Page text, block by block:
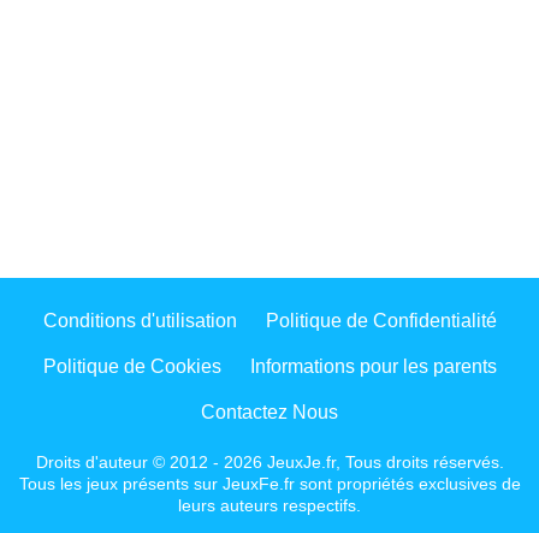
Conditions d'utilisation Politique de Confidentialité
Politique de Cookies Informations pour les parents
Contactez Nous
Droits d'auteur © 2012 - 2026 JeuxJe.fr, Tous droits réservés.
Tous les jeux présents sur JeuxFe.fr sont propriétés exclusives de
leurs auteurs respectifs.